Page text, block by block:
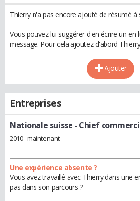
Thierry n'a pas encore ajouté de résumé à
Vous pouvez lui suggérer d'en écrire un en
message. Pour cela ajoutez d'abord
Ajouter
Entreprises
Nationale suisse - Chief
2010 - maintenant
Une expérience absente ?
Vous avez travaillé avec Thierry dans une
pas dans son parcours ?